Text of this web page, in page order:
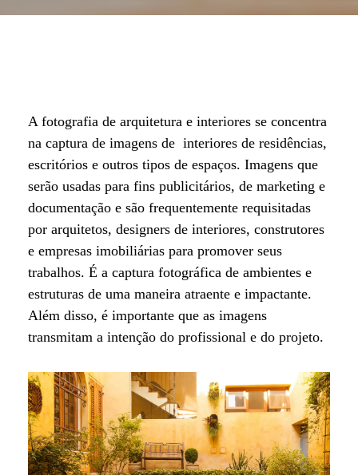
A fotografia de arquitetura e interiores se concentra
na captura de imagens de interiores de residências,
escritórios e outros tipos de espaços. Imagens que
serão usadas para fins publicitários, de marketing e
documentação e são frequentemente requisitadas
por arquitetos, designers de interiores, construtores
e empresas imobiliárias para promover seus
trabalhos. É a captura fotográfica de ambientes e
estruturas de uma maneira atraente e impactante.
Além disso, é importante que as imagens
transmitam a intenção do profissional e do projeto.